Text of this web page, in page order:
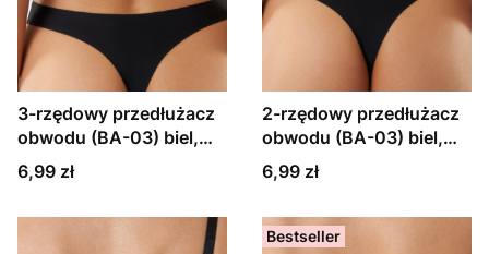
3-rzędowy przedłużacz
obwodu (BA-03) biel,
czerń, ecru lub beż
Cena
6,99 zł
2-rzędowy przedłużacz
obwodu (BA-03) biel,
czerń, ecru lub beż
Cena
6,99 zł
Bestseller